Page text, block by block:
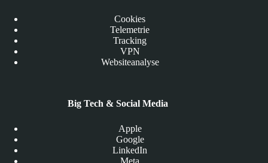
Cookies
Telemetrie
Tracking
VPN
Websiteanalyse
Big Tech & Social Media
Apple
Google
LinkedIn
Meta